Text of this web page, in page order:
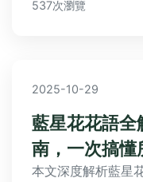
537次瀏覽
2025-10-29
藍星花花語全
南，一次搞懂
本文深度解析藍星